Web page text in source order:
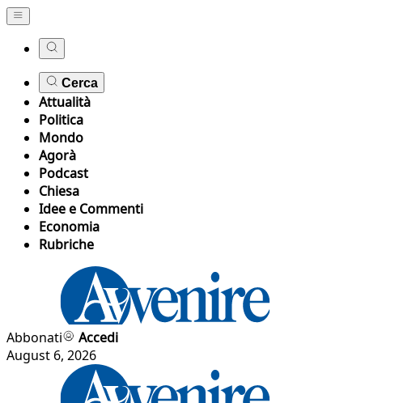
Cerca
Attualità
Politica
Mondo
Agorà
Podcast
Chiesa
Idee e Commenti
Economia
Rubriche
Abbonati
Accedi
August 6, 2026